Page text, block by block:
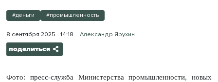
#деньги #промышленность
8 сентября 2025 - 14:18 Александр Ярухин
поделиться
Фото: пресс-служба Министерства промышленности, новых